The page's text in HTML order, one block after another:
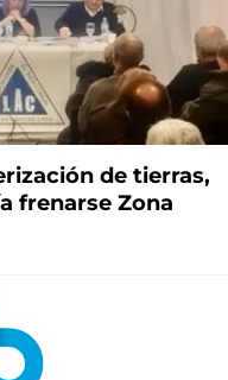
de tierras,
frenarse Zona